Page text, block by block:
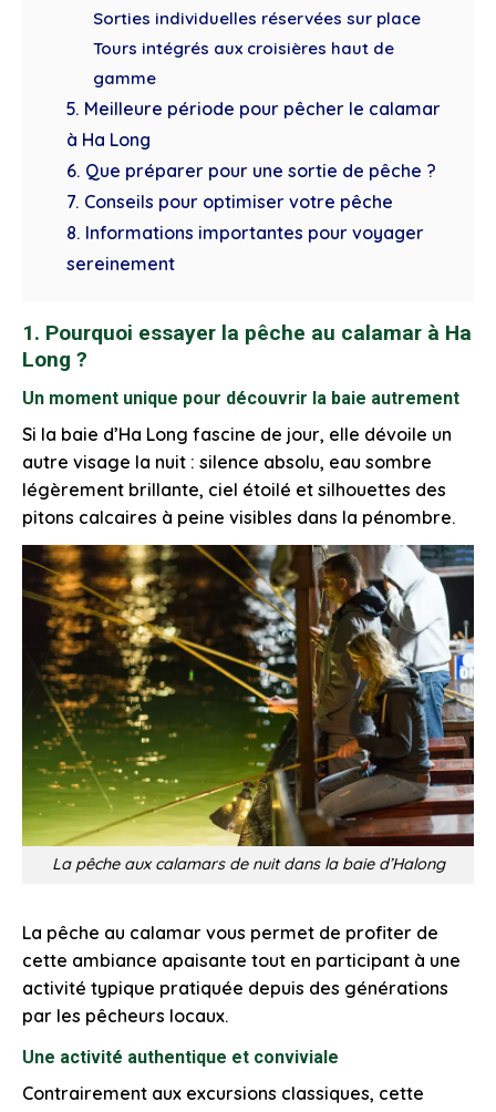
Sorties individuelles réservées sur place
Tours intégrés aux croisières haut de
gamme
5. Meilleure période pour pêcher le calamar
à Ha Long
6. Que préparer pour une sortie de pêche ?
7. Conseils pour optimiser votre pêche
8. Informations importantes pour voyager
sereinement
1. Pourquoi essayer la pêche au calamar à Ha
Long ?
Un moment unique pour découvrir la baie autrement
Si la baie d’Ha Long fascine de jour, elle dévoile un
autre visage la nuit : silence absolu, eau sombre
légèrement brillante, ciel étoilé et silhouettes des
pitons calcaires à peine visibles dans la pénombre.
La pêche aux calamars de nuit dans la baie d’Halong
La pêche au calamar vous permet de profiter de
cette ambiance apaisante tout en participant à une
activité typique pratiquée depuis des générations
par les pêcheurs locaux.
Une activité authentique et conviviale
Contrairement aux excursions classiques, cette